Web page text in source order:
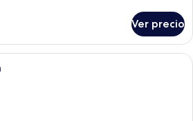
Ver precio
Una cocina compacta con